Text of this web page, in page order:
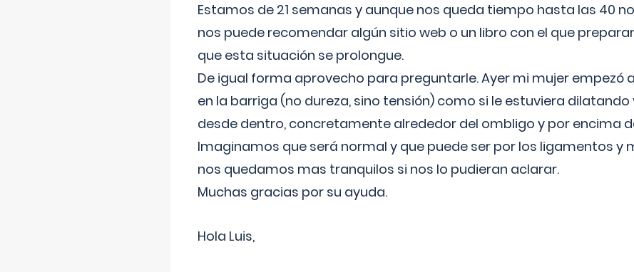
Estamos de 21 semanas y aunque nos queda tiempo hasta las 40
nos puede recomendar algún sitio web o un libro con el que
que esta situación se prolongue.
De igual forma aprovecho para preguntarle. Ayer mi mujer empezó
en la barriga (no dureza, sino tensión) como si le estuviera
desde dentro, concretamente alrededor del ombligo y por encima
Imaginamos que será normal y que puede ser por los ligamentos y
nos quedamos mas tranquilos si nos lo pudieran aclarar.
Muchas gracias por su ayuda.
Hola Luis,